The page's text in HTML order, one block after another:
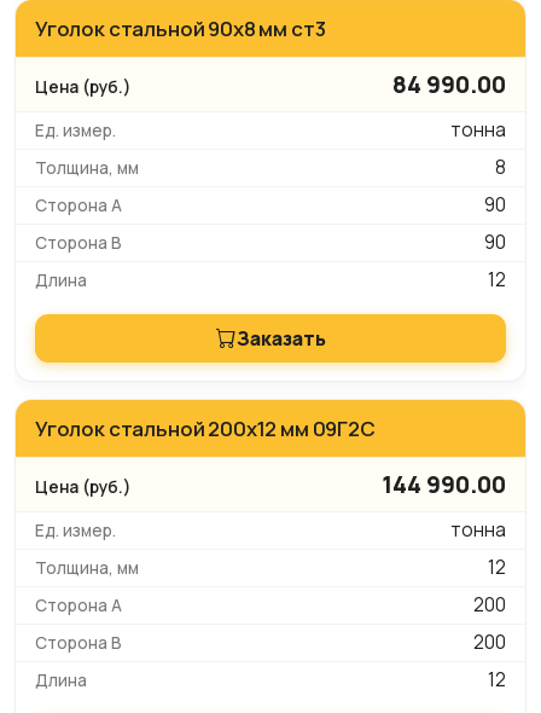
Уголок стальной 90х8 мм ст3
84 990.00
тонна
8
90
90
12
Заказать
Уголок стальной 200х12 мм 09Г2С
144 990.00
тонна
12
200
200
12